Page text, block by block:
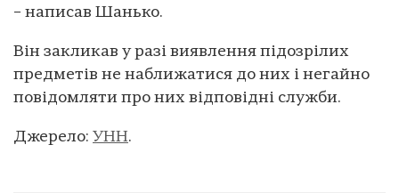
– написав Шанько.
Він закликав у разі виявлення підозрілих
предметів не наближатися до них і негайно
повідомляти про них відповідні служби.
Джерело: УНН.